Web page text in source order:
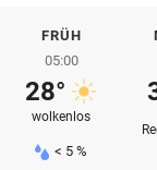
FRÜH
05:00
28°
wolkenlos
< 5 %